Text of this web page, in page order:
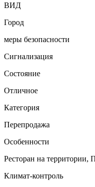
ВИД
Город
меры безопасности
Сигнализация
Состояние
Отличное
Категория
Перепродажа
Особенности
Ресторан на территории,
Климат-контроль